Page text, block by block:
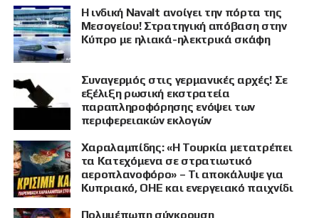
Η ινδική Navalt ανοίγει την πόρτα της
Μεσογείου! Στρατηγική απόβαση στην
Κύπρο με ηλιακά-ηλεκτρικά σκάφη
Συναγερμός στις γερμανικές αρχές! Σε
εξέλιξη ρωσική εκστρατεία
παραπληροφόρησης ενόψει των
περιφερειακών εκλογών
Χαραλαμπίδης: «Η Τουρκία μετατρέπει
τα Κατεχόμενα σε στρατιωτικό
αεροπλανοφόρο» – Τι αποκάλυψε για
Κυπριακό, ΟΗΕ και ενεργειακό παιχνίδι
Πολυμέπωπη σύγκρουση